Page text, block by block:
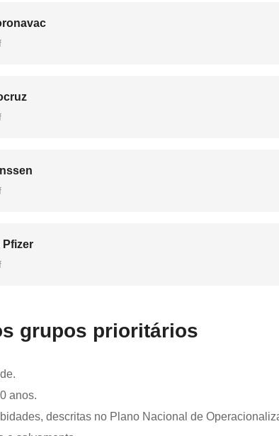
Pfizer
grupos prioritários
anos.
descritas no Plano Nacional de